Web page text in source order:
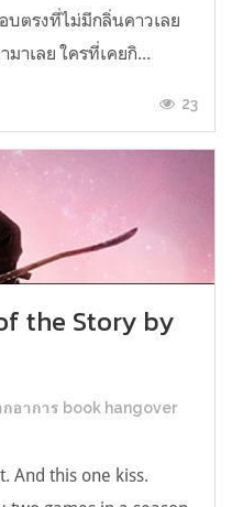
บตรงที่ไม่มีกลิ่นคาวเลย
าเลย ใครที่เคยกิ...
23
the Story by
อาการ book hangover
And this one kiss.